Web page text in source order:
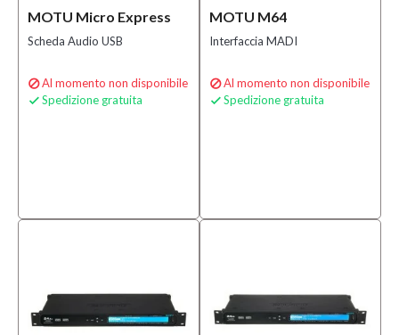
MOTU Micro Express
Scheda Audio USB
Al momento non disponibile
 Spedizione gratuita
MOTU M64
Interfaccia MADI
Al momento non disponibile
 Spedizione gratuita